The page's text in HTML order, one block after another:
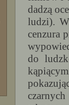
dadzą
ludzi).
cenzura
do